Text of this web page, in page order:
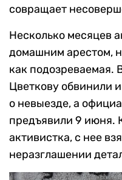
совращает
Несколько месяцев
домашним арестом,
как подозреваемая.
Цветкову обвинили
о невыезде, а
предъявили 9 июня.
активистка, с нее
неразглашении